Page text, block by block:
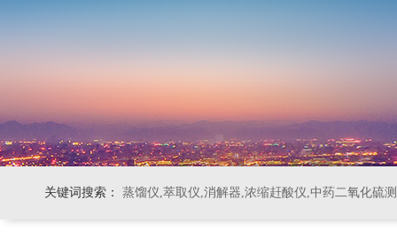
关键词搜索： 蒸馏仪,萃取仪,消解器,浓缩赶酸仪,中药二氧化硫